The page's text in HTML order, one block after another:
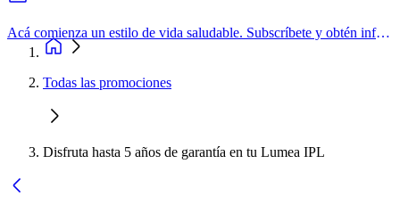
Acá comienza un estilo de vida saludable. Subscríbete y obtén información de primera mano
Todas las promociones
Disfruta hasta 5 años de garantía en tu Lumea IPL